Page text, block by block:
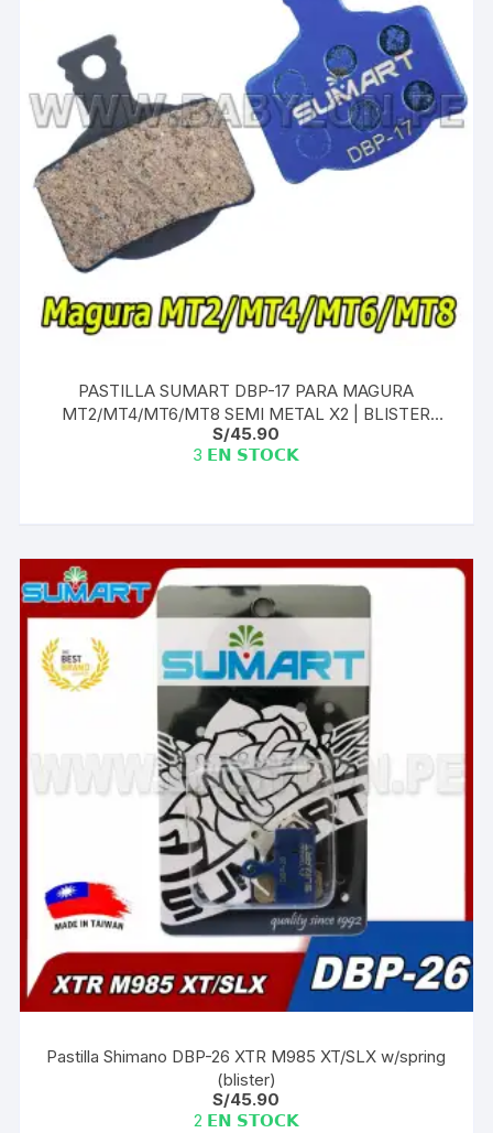
PASTILLA SUMART DBP-17 PARA MAGURA
MT2/MT4/MT6/MT8 SEMI METAL X2 | BLISTER
TAIWAN
S/45.90
3 𝗘𝗡 𝗦𝗧𝗢𝗖𝗞
Pastilla Shimano DBP-26 XTR M985 XT/SLX w/spring
(blister)
S/45.90
2 𝗘𝗡 𝗦𝗧𝗢𝗖𝗞